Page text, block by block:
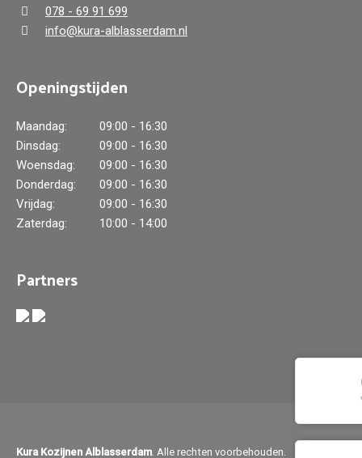
078 - 69 91 699
info@kura-alblasserdam.nl
Openingstijden
Maandag:
09:00 - 16:30
Dinsdag:
09:00 - 16:30
Woensdag:
09:00 - 16:30
Donderdag:
09:00 - 16:30
Vrijdag:
09:00 - 16:30
Zaterdag:
10:00 - 14:00
Partners
Kura Kozijnen Alblasserdam. Alle rechten voorbehouden.